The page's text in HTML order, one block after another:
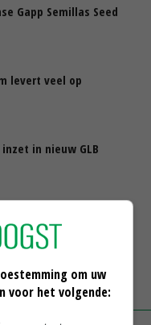
Gapp Semillas Seed
levert veel op
in nieuw GLB
om uw
voor het volgende: